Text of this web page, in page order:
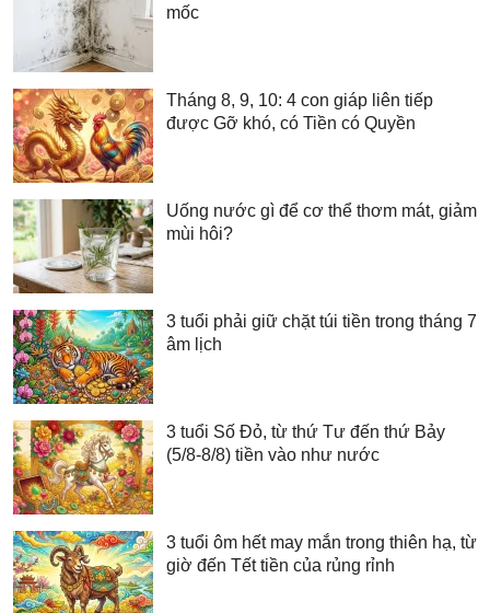
mốc
Tháng 8, 9, 10: 4 con giáp liên tiếp
được Gỡ khó, có Tiền có Quyền
Uống nước gì để cơ thể thơm mát, giảm
mùi hôi?
3 tuổi phải giữ chặt túi tiền trong tháng 7
âm lịch
3 tuổi Số Đỏ, từ thứ Tư đến thứ Bảy
(5/8-8/8) tiền vào như nước
3 tuổi ôm hết may mắn trong thiên hạ, từ
giờ đến Tết tiền của rủng rỉnh